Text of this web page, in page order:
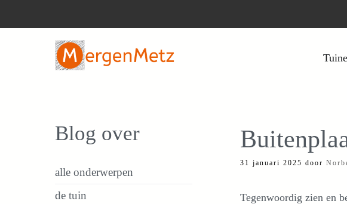
31 januari 2025 door
Tegenwoordig zien en
Blog over
alle onderwerpen
de tuin